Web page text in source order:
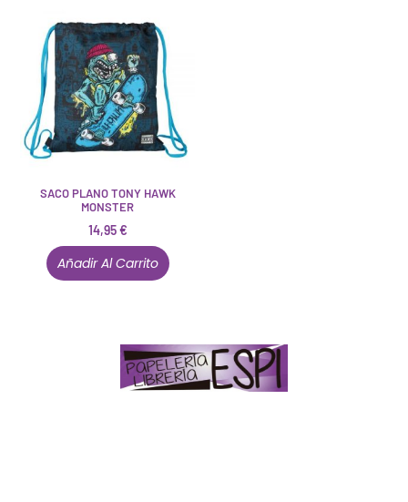
SACO PLANO TONY HAWK
MONSTER
14,95€
Añadir Al Carrito